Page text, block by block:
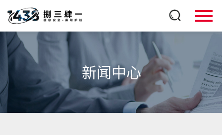
新闻中心